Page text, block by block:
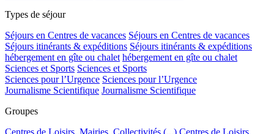
Types de séjour
Séjours en Centres de vacances Séjours en Centres de vacances
Séjours itinérants & expéditions Séjours itinérants & expéditions
hébergement en gîte ou chalet hébergement en gîte ou chalet
Sciences et Sports Sciences et Sports
Sciences pour l’Urgence Sciences pour l’Urgence
Journalisme Scientifique Journalisme Scientifique
Groupes